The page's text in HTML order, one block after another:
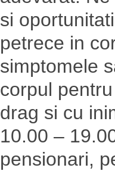
si
petrece in
simptomele
corpul
drag si cu
10.00 –
pensionari,